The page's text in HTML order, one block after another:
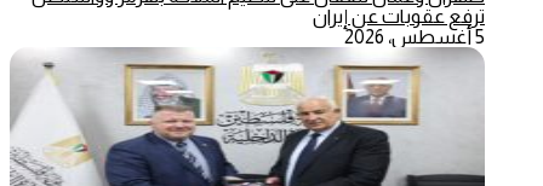
ترفع عقوبات عن إيران
5 أغسطس، 2026